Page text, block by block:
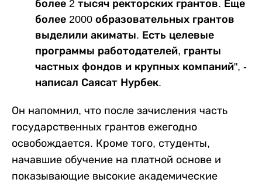
более 2 тысяч ректорских грантов. Еще
более 2000 образовательных грантов
выделили акиматы. Есть целевые
программы работодателей, гранты
частных фондов и крупных компаний", -
написал Саясат Нурбек.
Он напомнил, что после зачисления часть
государственных грантов ежегодно
освобождается. Кроме того, студенты,
начавшие обучение на платной основе и
показывающие высокие академические